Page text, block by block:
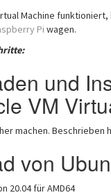
Machine
Pi wagen.
und
VM
machen. Beschrieben
von
20.04 für AMD64